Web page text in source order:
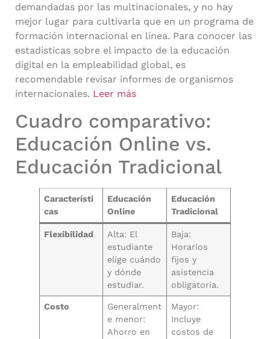
demandadas por las multinacionales, y no hay
mejor lugar para cultivarla que en un programa de
formación internacional en línea. Para conocer las
estadísticas sobre el impacto de la educación
digital en la empleabilidad global, es
recomendable revisar informes de organismos
internacionales. Leer más
Cuadro comparativo:
Educación Online vs.
Educación Tradicional
Característi
cas
Educación
Online
Educación
Tradicional
Flexibilidad
Alta: El
estudiante
elige cuándo
y dónde
estudiar.
Baja:
Horarios
fijos y
asistencia
obligatoria.
Costo
Generalment
e menor:
Ahorro en
Mayor:
Incluye
costos de